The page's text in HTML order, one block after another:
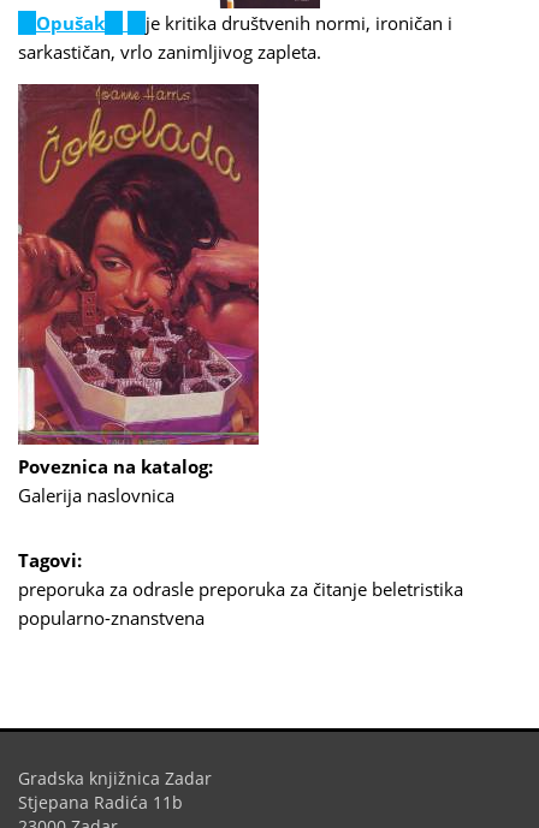
(link
is
external)
Opušak
is
external)
(link
is
external)
je kritika društvenih normi, ironičan i
sarkastičan, vrlo zanimljivog zapleta.
Poveznica na katalog:
Galerija naslovnica
Tagovi:
preporuka za odrasle preporuka za čitanje beletristika
popularno-znanstvena
Gradska knjižnica Zadar
Stjepana Radića 11b